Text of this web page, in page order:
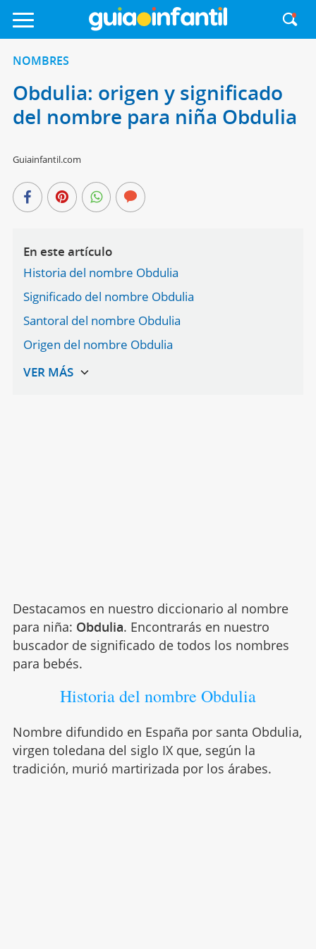
NOMBRES
Obdulia: origen y significado
del nombre para niña Obdulia
Guiainfantil.com
En este artículo
Historia del nombre Obdulia
Significado del nombre Obdulia
Santoral del nombre Obdulia
Origen del nombre Obdulia
Destacamos en nuestro diccionario al nombre
para niña: Obdulia. Encontrarás en nuestro
buscador de significado de todos los nombres
para bebés.
Historia del nombre Obdulia
Nombre difundido en España por santa Obdulia,
virgen toledana del siglo IX que, según la
tradición, murió martirizada por los árabes.